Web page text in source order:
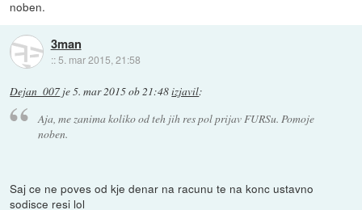
noben.
3man
:: 5. mar 2015, 21:58
Dejan_007 je5. mar 2015 ob 21:48izjavil:
Aja, me zanima koliko od teh jih res pol prijav FURSu. Pomoje
noben.
Saj ce ne poves od kje denar na racunu te na konc ustavno
sodisce resi lol